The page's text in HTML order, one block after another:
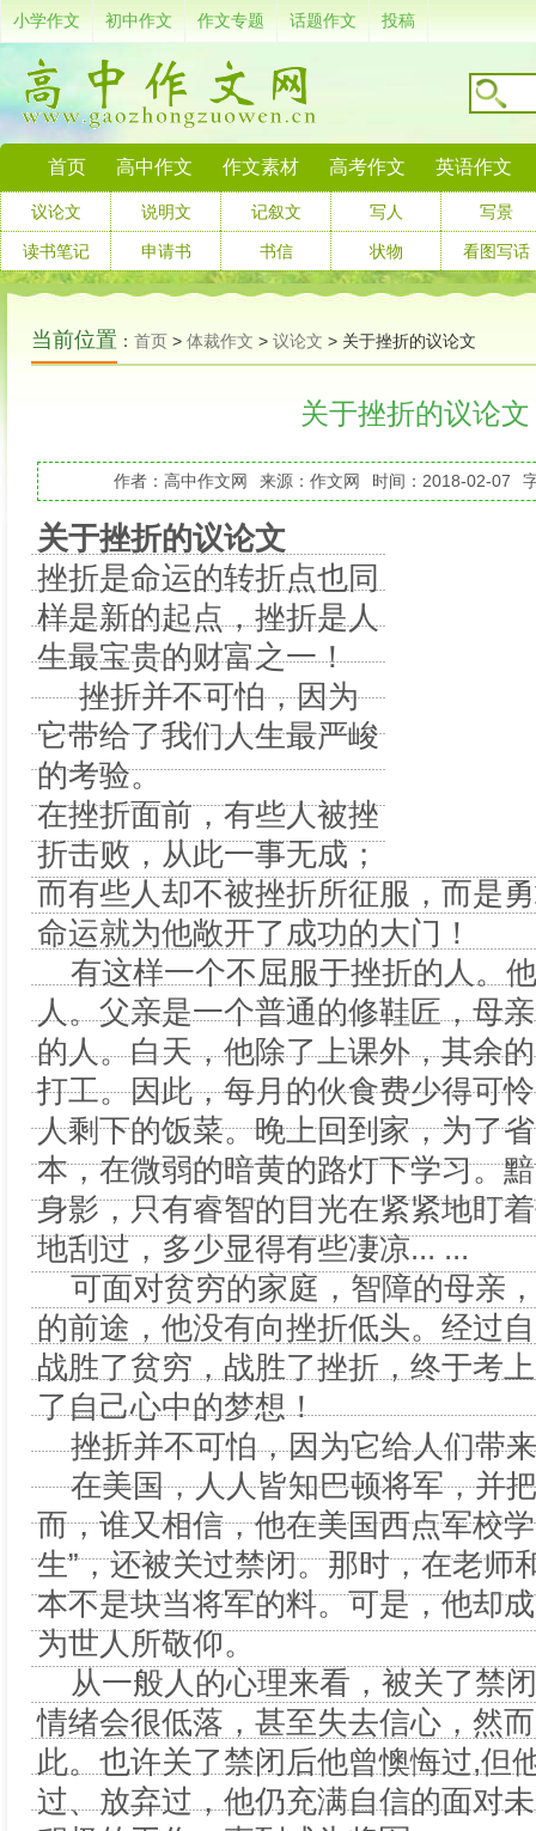
小学作文 初中作文 作文专题 话题作文 投稿
首页 高中作文 作文素材 高考作文 英语作文
议论文 说明文 记叙文 写人 写景
读书笔记 申请书 书信 状物 看图写话
当前位置 ： 首页 > 体裁作文 > 议论文 > 关于挫折的议论文
关于挫折的议论文
作者：高中作文网 来源：作文网 时间：2018-02-07
关于挫折的议论文
挫折是命运的转折点也同
样是新的起点，挫折是人
生最宝贵的财富之一！
挫折并不可怕，因为
它带给了我们人生最严峻
的考验。
在挫折面前，有些人被挫
折击败，从此一事无成；
而有些人却不被挫折所征服，而是
命运就为他敞开了成功的大门！
有这样一个不屈服于挫折的人。
人。父亲是一个普通的修鞋匠，母
的人。白天，他除了上课外，其余
打工。因此，每月的伙食费少得可
人剩下的饭菜。晚上回到家，为了
本，在微弱的暗黄的路灯下学习。
身影，只有睿智的目光在紧紧地盯
地刮过，多少显得有些凄凉... ...
可面对贫穷的家庭，智障的母亲
的前途，他没有向挫折低头。经过
战胜了贫穷，战胜了挫折，终于考
了自己心中的梦想！
挫折并不可怕，因为它给人们带
在美国，人人皆知巴顿将军，并
而，谁又相信，他在美国西点军校
生”，还被关过禁闭。那时，在老师
本不是块当将军的料。可是，他却
为世人所敬仰。
从一般人的心理来看，被关了禁
情绪会很低落，甚至失去信心，然
此。也许关了禁闭后他曾懊悔过,但
过、放弃过，他仍充满自信的面对